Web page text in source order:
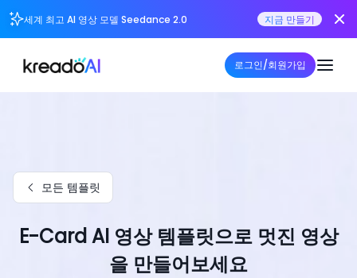
세계 최고 AI 영상 모델 Seedance 2.0 지금 만들기
로그인/회원가입
모든 템플릿
E-Card AI 영상 템플릿으로 멋진 영상
을 만들어보세요